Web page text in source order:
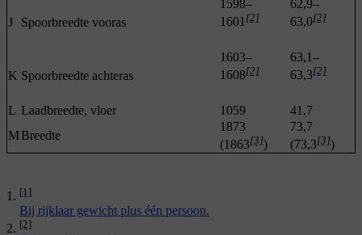
J Spoorbreedte vooras
1598–
1601 [2]
62,9–
63,0[2]
K Spoorbreedte achteras
1603–
1608[2]
63,1–
63,3[2]
L Laadbreedte, vloer 1059
41,7
MBreedte
1873
(1863[3])
73,7
(73,3[3])
[1]
Bij rijklaar gewicht plus één persoon.
[2]